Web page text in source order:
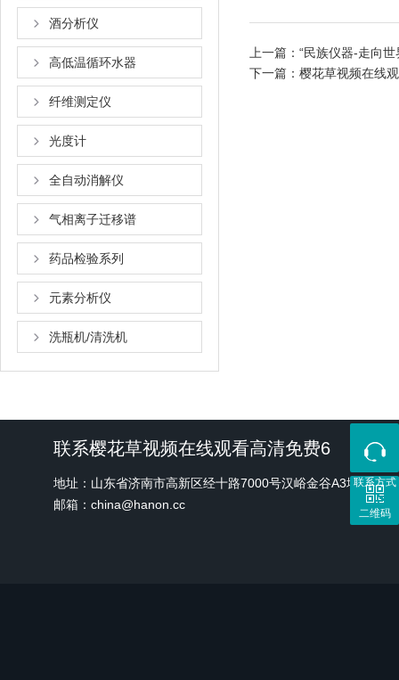
酒分析仪
高低温循环水器
纤维测定仪
光度计
全自动消解仪
气相离子迁移谱
药品检验系列
元素分析仪
洗瓶机/清洗机
上一篇： “民族仪器-走向
下一篇： 樱花草视频在线
联系樱花草视频在线观看高清免费6
地址：山东省济南市高新区经十路7000号汉峪金谷A3地块1号
邮箱：china@hanon.cc
联系方式
二维码